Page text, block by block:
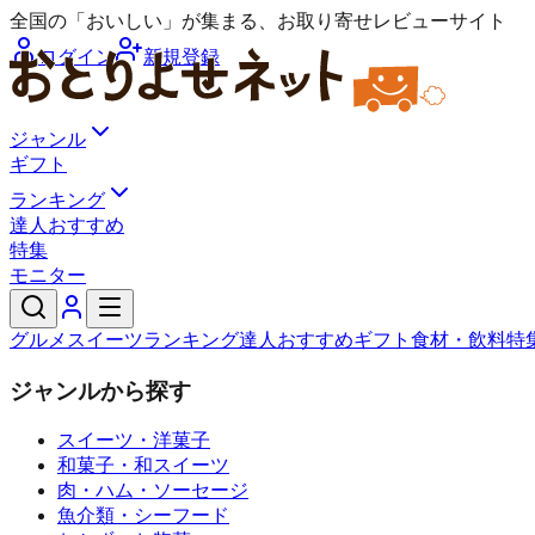
全国の「おいしい」が集まる、お取り寄せレビューサイト
ログイン
新規登録
ジャンル
ギフト
ランキング
達人おすすめ
特集
モニター
グルメ スイーツランキング達人おすすめギフト 食材・飲料特
ジャンルから探す
スイーツ・洋菓子
和菓子・和スイーツ
肉・ハム・ソーセージ
魚介類・シーフード